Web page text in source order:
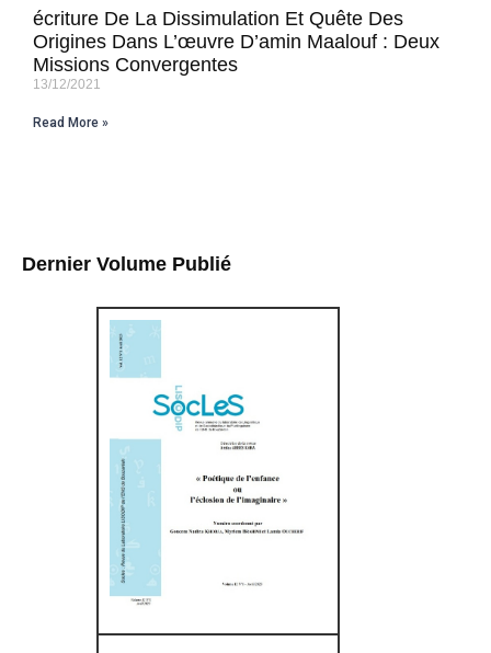
Dernier Volume Publié
écriture De La Dissimulation Et Quête Des
Origines Dans L’œuvre D’amin Maalouf : Deux
Missions Convergentes
13/12/2021
Read More »